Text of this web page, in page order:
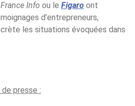
France Info ou le Figaroont
d’entrepreneurs,
les situations évoquées dans
presse :